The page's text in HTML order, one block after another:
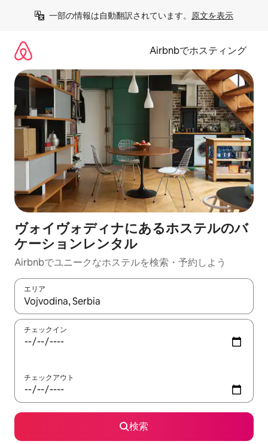
一部の情報は自動翻訳されています。 原文を表示
Airbnbでホスティング
ヴォイヴォディナにあるホステルのバ
ケーションレンタル
Airbnbでユニークなホステルを検索・予約しよう
エリア
検索結果が表示されたら、上下の矢印キーを使って移動するか
チェックイン
チェックアウト
検索